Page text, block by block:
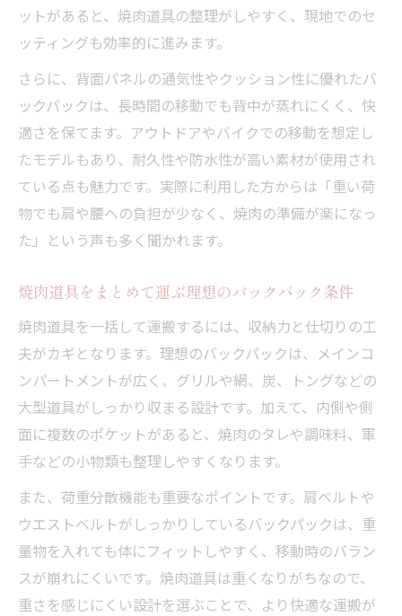
ットがあると、焼肉道具の整理がしやすく、現地でのセ
ッティングも効率的に進みます。
さらに、背面パネルの通気性やクッション性に優れたバ
ックパックは、長時間の移動でも背中が蒸れにくく、快
適さを保てます。アウトドアやバイクでの移動を想定し
たモデルもあり、耐久性や防水性が高い素材が使用され
ている点も魅力です。実際に利用した方からは「重い荷
物でも肩や腰への負担が少なく、焼肉の準備が楽になっ
た」という声も多く聞かれます。
焼肉道具をまとめて運ぶ理想のバックパック条件
焼肉道具を一括して運搬するには、収納力と仕切りの工
夫がカギとなります。理想のバックパックは、メインコ
ンパートメントが広く、グリルや網、炭、トングなどの
大型道具がしっかり収まる設計です。加えて、内側や側
面に複数のポケットがあると、焼肉のタレや調味料、軍
手などの小物類も整理しやすくなります。
また、荷重分散機能も重要なポイントです。肩ベルトや
ウエストベルトがしっかりしているバックパックは、重
量物を入れても体にフィットしやすく、移動時のバラン
スが崩れにくいです。焼肉道具は重くなりがちなので、
重さを感じにくい設計を選ぶことで、より快適な運搬が